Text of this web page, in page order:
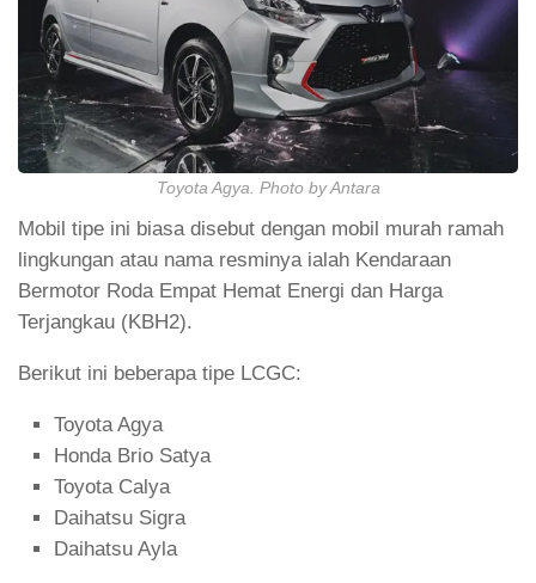
Toyota Agya. Photo by Antara
Mobil tipe ini biasa disebut dengan mobil murah ramah
lingkungan atau nama resminya ialah Kendaraan
Bermotor Roda Empat Hemat Energi dan Harga
Terjangkau (KBH2).
Berikut ini beberapa tipe LCGC:
Toyota Agya
Honda Brio Satya
Toyota Calya
Daihatsu Sigra
Daihatsu Ayla